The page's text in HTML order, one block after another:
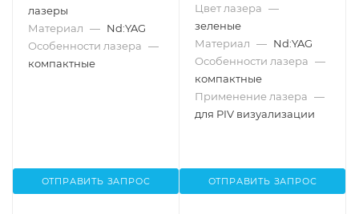
лазеры
Материал — Nd:YAG
Особенности лазера —
компактные
ОТПРАВИТЬ ЗАПРОС
Цвет лазера —
зеленые
Материал — Nd:YAG
Особенности лазера —
компактные
Применение лазера —
для PIV визуализации
ОТПРАВИТЬ ЗАПРОС